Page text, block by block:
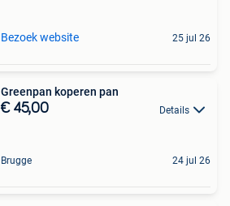
Bezoek website 25 jul 26
Greenpan koperen pan
€ 45,00 Details
Brugge 24 jul 26